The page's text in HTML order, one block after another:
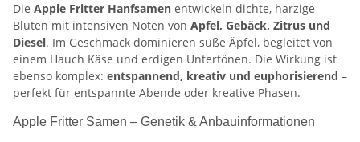
Die Apple Fritter Hanfsamen entwickeln dichte, harzige
Blüten mit intensiven Noten von Apfel, Gebäck, Zitrus und
Diesel. Im Geschmack dominieren süße Äpfel, begleitet von
einem Hauch Käse und erdigen Untertönen. Die Wirkung ist
ebenso komplex: entspannend, kreativ und euphorisierend –
perfekt für entspannte Abende oder kreative Phasen.
Apple Fritter Samen – Genetik & Anbauinformationen